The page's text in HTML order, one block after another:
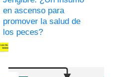
en ascenso para
promover la salud de
los peces?